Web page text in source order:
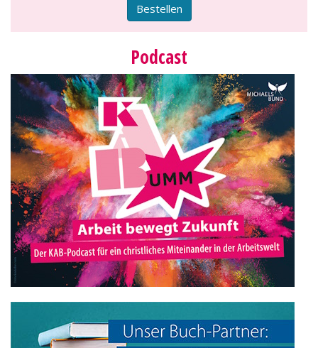
Bestellen
Podcast